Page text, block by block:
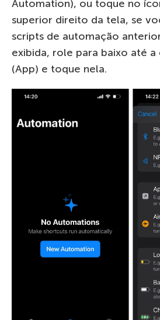
Automation), ou toque no
superior direito da tela, se
scripts de automação
exibida, role para baixo até
(App) e toque nela.